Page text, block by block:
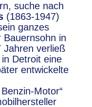
suche nach
(1863-1947)
ganzes
Bauernsohn in
Jahren verließ
Detroit eine
entwickelte
Motor“